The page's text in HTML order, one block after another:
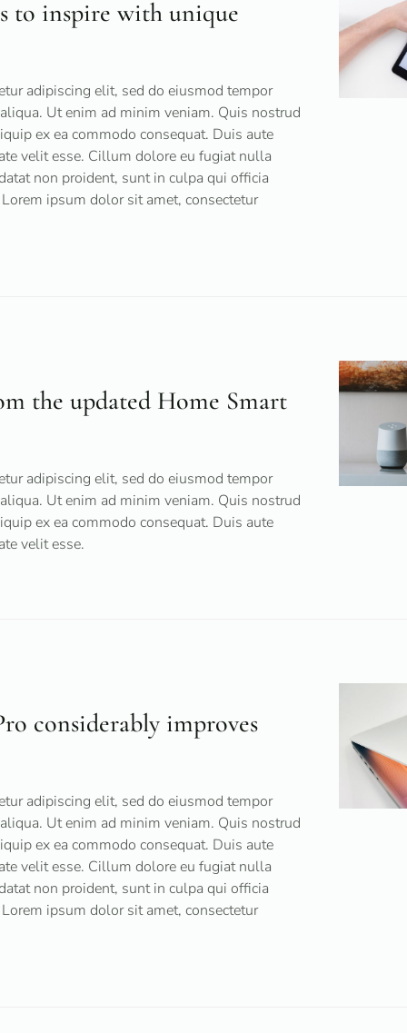
to inspire with unique
adipiscing elit, sed do eiusmod tempor
Ut enim ad minim veniam. Quis nostrud
ex ea commodo consequat. Duis aute
velit esse. Cillum dolore eu fugiat nulla
non proident, sunt in culpa qui officia
ipsum dolor sit amet, consectetur
the updated Home Smart
adipiscing elit, sed do eiusmod tempor
Ut enim ad minim veniam. Quis nostrud
ex ea commodo consequat. Duis aute
velit esse.
considerably improves
adipiscing elit, sed do eiusmod tempor
Ut enim ad minim veniam. Quis nostrud
ex ea commodo consequat. Duis aute
velit esse. Cillum dolore eu fugiat nulla
non proident, sunt in culpa qui officia
ipsum dolor sit amet, consectetur